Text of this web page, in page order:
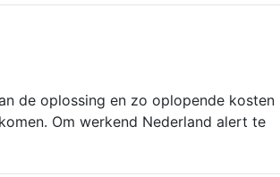
de oplossing en zo oplopende kosten
Om werkend Nederland alert te